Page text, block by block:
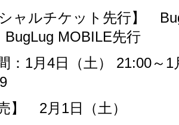
シャルチケット先行】
BugLug MOBILE先行
： 1月 4日（土） 21:00～ 1
】 2月 1日（土）